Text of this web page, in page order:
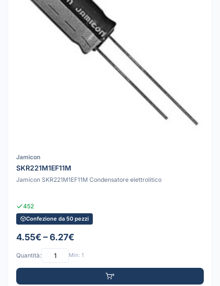
Jamicon
SKR221M1EF11M
Jamicon SKR221M1EF11M Condensatore elettrolitico
452
Confezione da 50 pezzi
4.55€ – 6.27€
Quantità: Min: 1